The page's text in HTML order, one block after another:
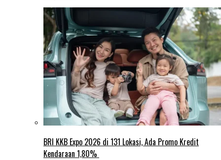
BRI KKB Expo 2026 di 131 Lokasi, Ada Promo Kredit
Kendaraan 1,80%